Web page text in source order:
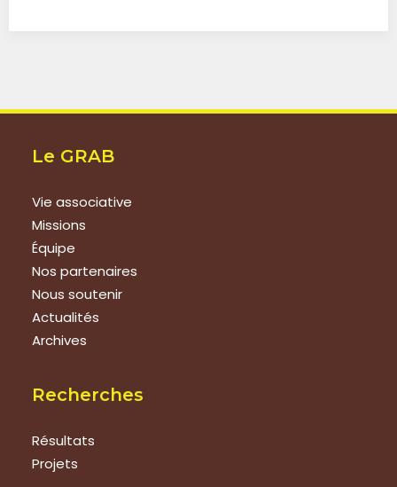
Le GRAB
Vie associative
Missions
Équipe
Nos partenaires
Nous soutenir
Actualités
Archives
Recherches
Résultats
Projets